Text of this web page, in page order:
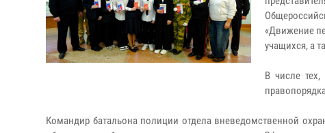
«Движение
учащихся, а
В числе
Командир батальона полиции отдела вневедомственной